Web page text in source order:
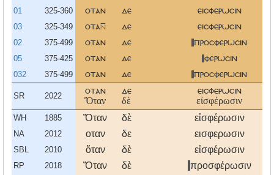
01 325-360 οταν δε εισφερωσιν
03 325-349 οτα δε εισφερωσιν
02 375-499 οταν δε προσφερωσιν
05 375-425 οταν δε φερωσιν
032 375-499 οταν δε προσφερωσιν
SR 2022
οταν
Ὅταν
δε
δὲ
εισφερωσιν
εἰσφέρωσιν
WH 1885 Ὅταν δὲ εἰσφέρωσιν
NA 2012 οταν δε εισφερωσιν
SBL 2010 ὅταν δὲ εἰσφέρωσιν
RP 2018 Ὅταν δὲ προσφέρωσιν